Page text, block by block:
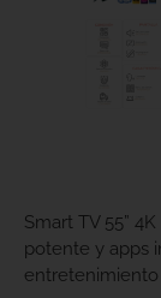
Smart TV 55”
potente y apps